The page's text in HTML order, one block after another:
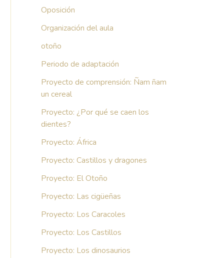
Oposición
Organización del aula
otoño
Periodo de adaptación
Proyecto de comprensión: Ñam ñam
un cereal
Proyecto: ¿Por qué se caen los
dientes?
Proyecto: África
Proyecto: Castillos y dragones
Proyecto: El Otoño
Proyecto: Las cigüeñas
Proyecto: Los Caracoles
Proyecto: Los Castillos
Proyecto: Los dinosaurios